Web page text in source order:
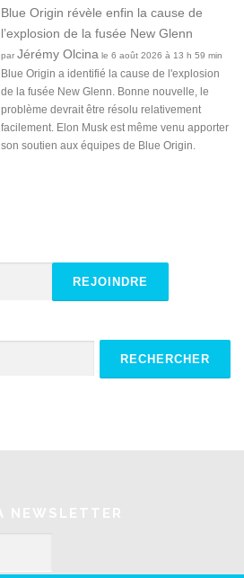
Blue Origin révèle enfin la cause de
l’explosion de la fusée New Glenn
parJérémy Olcina le 6 août 2026 à 13 h 59 min
Blue Origin a identifié la cause de l'explosion
de la fusée New Glenn. Bonne nouvelle, le
problème devrait être résolu relativement
facilement. Elon Musk est même venu apporter
son soutien aux équipes de Blue Origin.